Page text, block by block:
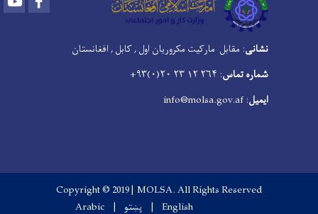
نشانی: مقابل مارکیت مکروریان اول , کابل , افغانستان
شماره تماس: ۲۶۴ ۱۲ ۲۳ ۲۰(۰)۹۳+
ایمیل: info@molsa.gov.af
Copyright © 2019 | MOLSA. All Rights Reserved
English
پښتو Arabic